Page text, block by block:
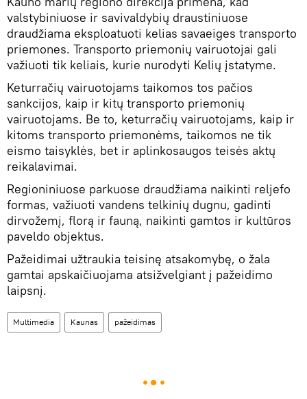
valstybiniuose ir savivaldybių draustiniuose
draudžiama eksploatuoti kelias savaeiges transporto
priemones. Transporto priemonių vairuotojai gali
važiuoti tik keliais, kurie nurodyti Kelių įstatyme.
Keturračių vairuotojams taikomos tos pačios
sankcijos, kaip ir kitų transporto priemonių
vairuotojams. Be to, keturračių vairuotojams, kaip ir
kitoms transporto priemonėms, taikomos ne tik
eismo taisyklės, bet ir aplinkosaugos teisės aktų
reikalavimai.
Regioniniuose parkuose draudžiama naikinti reljefo
formas, važiuoti vandens telkinių dugnu, gadinti
dirvožemį, florą ir fauną, naikinti gamtos ir kultūros
paveldo objektus.
Pažeidimai užtraukia teisinę atsakomybę, o žala
gamtai apskaičiuojama atsižvelgiant į pažeidimo
laipsnį.
Multimedia Kaunas pažeidimas